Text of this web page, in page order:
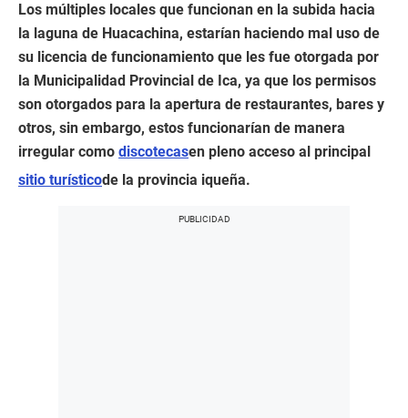
Los múltiples locales que funcionan en la subida hacia
la laguna de Huacachina, estarían haciendo mal uso de
su licencia de funcionamiento que les fue otorgada por
la Municipalidad Provincial de Ica, ya que los permisos
son otorgados para la apertura de restaurantes, bares y
otros, sin embargo, estos funcionarían de manera
irregular como discotecasen pleno acceso al principal
sitio turísticode la provincia iqueña.